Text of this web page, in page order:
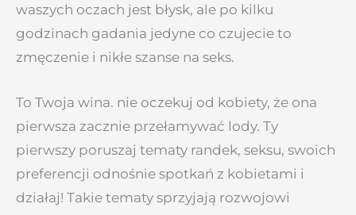
waszych oczach jest błysk, ale po kilku
godzinach gadania jedyne co czujecie to
zmęczenie i nikłe szanse na seks.
To Twoja wina. nie oczekuj od kobiety, że ona
pierwsza zacznie przełamywać lody. Ty
pierwszy poruszaj tematy randek, seksu, swoich
preferencji odnośnie spotkań z kobietami i
działaj! Takie tematy sprzyjają rozwojowi